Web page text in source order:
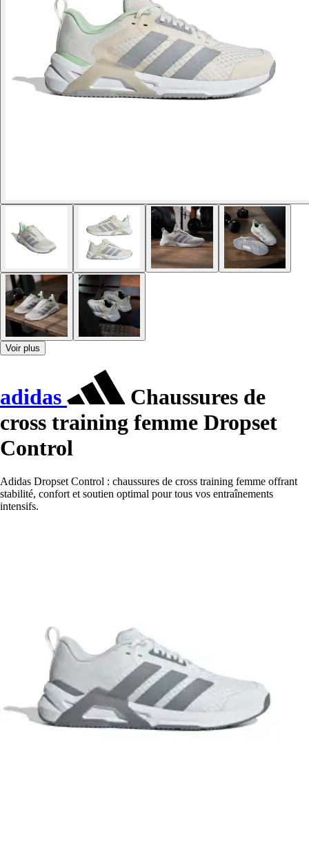
Voir plus
adidas
Chaussures de
cross training femme Dropset
Control
Adidas Dropset Control : chaussures de cross training femme offrant
stabilité, confort et soutien optimal pour tous vos entraînements
intensifs.